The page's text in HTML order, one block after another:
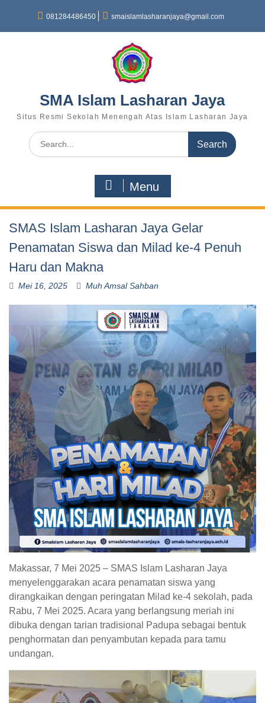
081284486450 smaislamlasharanjaya@gmail.com
SMA Islam Lasharan Jaya
Situs Resmi Sekolah Menengah Atas Islam Lasharan Jaya
Menu
SMAS Islam Lasharan Jaya Gelar
Penamatan Siswa dan Milad ke-4 Penuh
Haru dan Makna
Mei 16, 2025 Muh Amsal Sahban
Makassar, 7 Mei 2025 – SMAS Islam Lasharan Jaya
menyelenggarakan acara penamatan siswa yang
dirangkaikan dengan peringatan Milad ke-4 sekolah, pada
Rabu, 7 Mei 2025. Acara yang berlangsung meriah ini
dibuka dengan tarian tradisional Padupa sebagai bentuk
penghormatan dan penyambutan kepada para tamu
undangan.